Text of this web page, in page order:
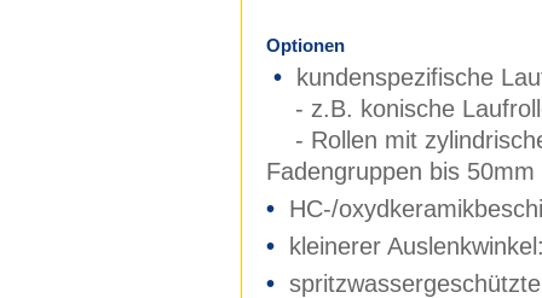
Optionen
•
kundenspezifische
- z.B. konische
- Rollen mit
Fadengruppen bis 50mm
• HC-/
•
kleinerer
•